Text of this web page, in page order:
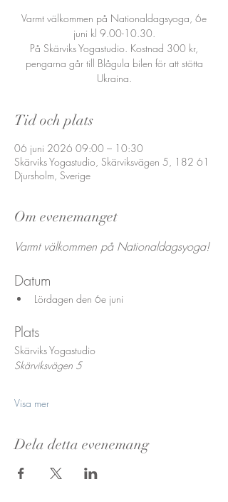
Varmt välkommen på Nationaldagsyoga, 6e
juni kl 9.00-10.30.
På Skärviks Yogastudio. Kostnad 300 kr,
pengarna går till Blågula bilen för att stötta
Ukraina.
Tid och plats
06 juni 2026 09:00 – 10:30
Skärviks Yogastudio, Skärviksvägen 5, 182 61
Djursholm, Sverige
Om evenemanget
Varmt välkommen på Nationaldagsyoga!
Datum
Lördagen den 6e juni
Plats
Skärviks Yogastudio
Skärviksvägen 5
Visa mer
Dela detta evenemang